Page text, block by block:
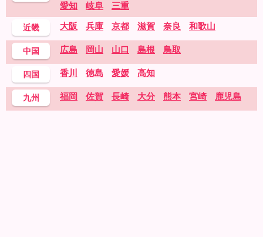
愛知
岐阜 三重
近畿 大阪 兵庫 京都 滋賀 奈良 和歌山
中国 広島 岡山 山口 島根 鳥取
四国 香川 徳島 愛媛 高知
九州 福岡 佐賀 長崎 大分 熊本 宮崎 鹿児島